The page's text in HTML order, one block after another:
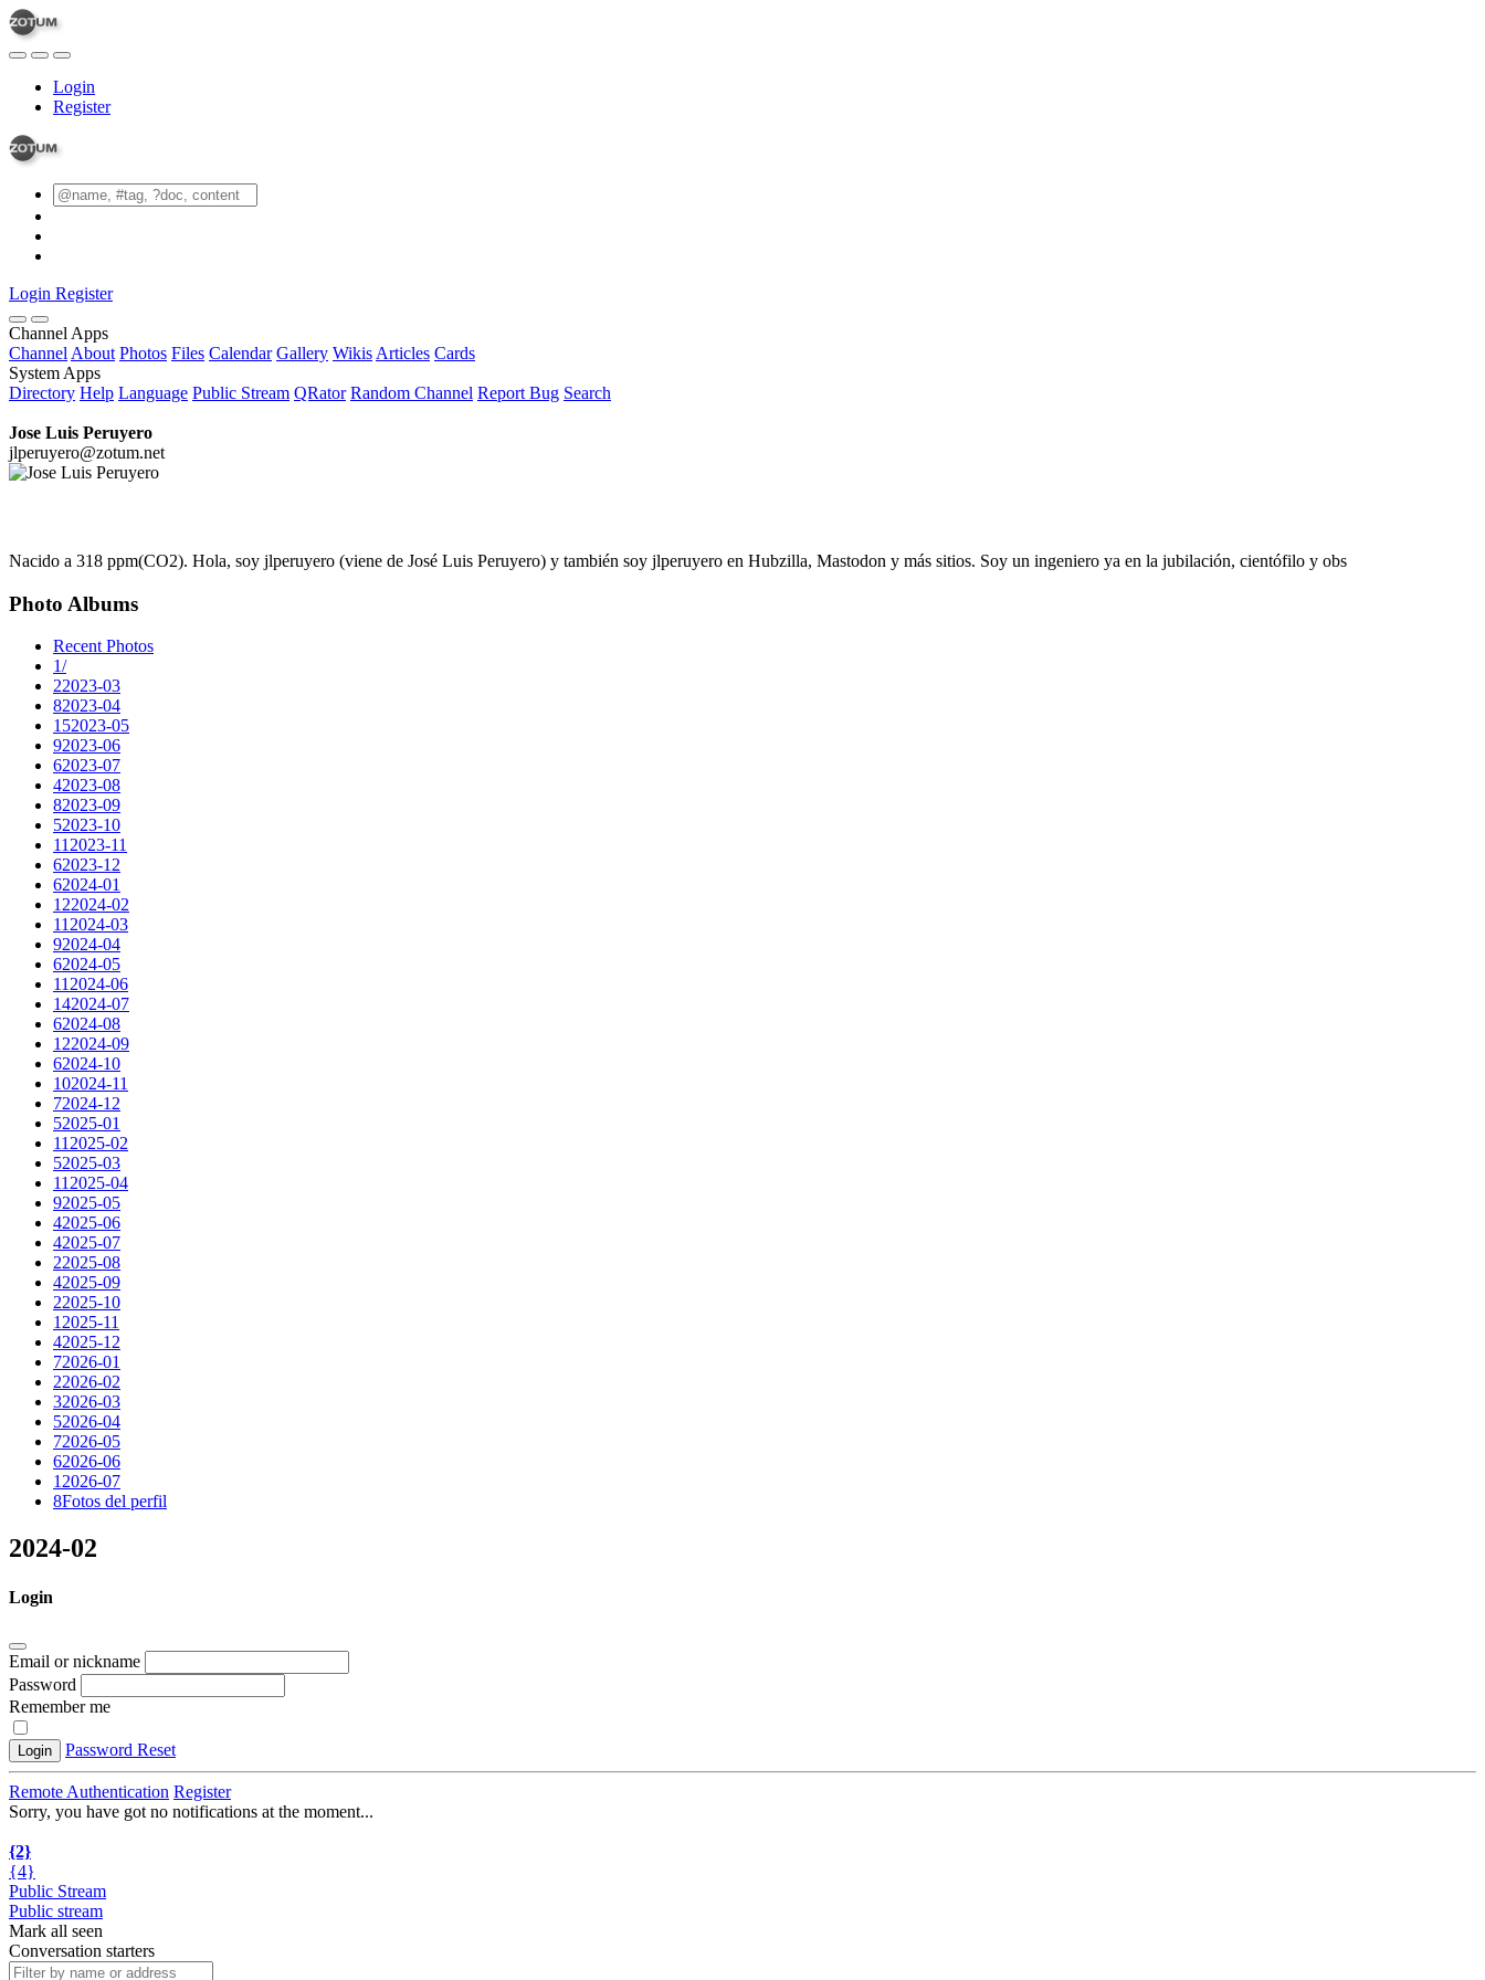
Login
Register
Login Register
Channel Apps
Channel About Photos Files Calendar Gallery Wikis Articles Cards
System Apps
Directory Help Language Public Stream QRator Random Channel Report Bug Search
Jose Luis Peruyero
jlperuyero@zotum.net
Nacido a 318 ppm(CO2). Hola, soy jlperuyero (viene de José Luis Peruyero) y también soy jlperuyero en Hubzilla, Mastodon y más sitios. Soy un ingeniero ya en la jubilación, cientófilo y obs
Photo Albums
Recent Photos
1/
22023-03
82023-04
152023-05
92023-06
62023-07
42023-08
82023-09
52023-10
112023-11
62023-12
62024-01
122024-02
112024-03
92024-04
62024-05
112024-06
142024-07
62024-08
122024-09
62024-10
102024-11
72024-12
52025-01
112025-02
52025-03
112025-04
92025-05
42025-06
42025-07
22025-08
42025-09
22025-10
12025-11
42025-12
72026-01
22026-02
32026-03
52026-04
72026-05
62026-06
12026-07
8Fotos del perfil
2024-02
Login
Email or nickname
Password
Remember me
Login Password Reset
Remote Authentication Register
Sorry, you have got no notifications at the moment...
{2}
{4}
Public Stream
Public stream
Mark all seen
Conversation starters